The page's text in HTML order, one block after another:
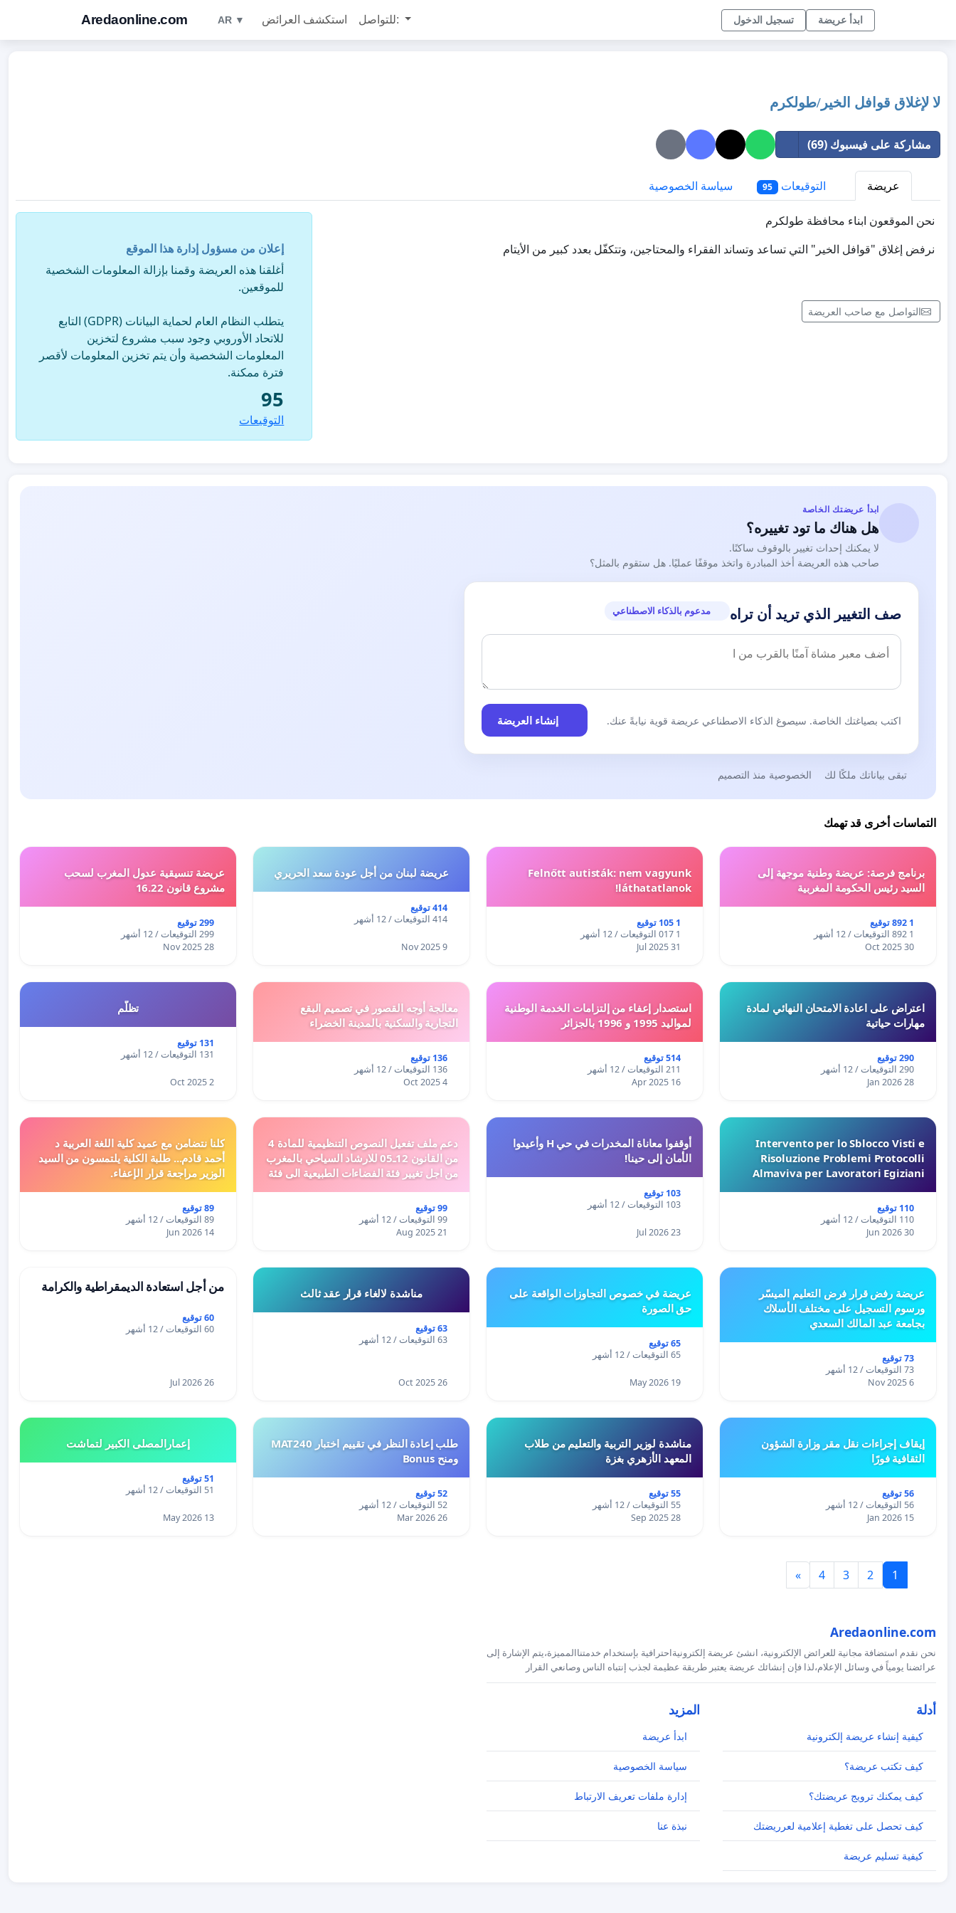
Aredaonline.com AR ▼ استكشف العرائض للتواصل: تسجيل الدخول ابدأ عريضة
لا لإغلاق قوافل الخير/طولكرم
مشاركة على فيسبوك (69)
عريضة التوقيعات 95 سياسة الخصوصية
نحن الموقعون ابناء محافظة طولكرم
نرفض إغلاق "قوافل الخير" التي تساعد وتساند الفقراء والمحتاجين، وتتكفّل بعدد كبير من الأيتام
التواصل مع صاحب العريضة
إعلان من مسؤول إدارة هذا الموقع
أغلقنا هذه العريضة وقمنا بإزالة المعلومات الشخصية
للموقعين.
يتطلب النظام العام لحماية البيانات (GDPR) التابع
للاتحاد الأوروبي وجود سبب مشروع لتخزين
المعلومات الشخصية وأن يتم تخزين المعلومات لأقصر
فترة ممكنة.
95
التوقيعات
ابدأ عريضتك الخاصة
هل هناك ما تود تغييره؟
لا يمكنك إحداث تغيير بالوقوف ساكنًا.
صاحب هذه العريضة أخذ المبادرة واتخذ موقفًا عمليًا. هل ستقوم بالمثل؟
صف التغيير الذي تريد أن تراه مدعوم بالذكاء الاصطناعي
اكتب بصياغتك الخاصة. سيصوغ الذكاء الاصطناعي عريضة قوية نيابةً عنك. إنشاء العريضة
تبقى بياناتك ملكًا لك الخصوصية منذ التصميم
التماسات أخرى قد تهمك
برنامج فرصة: عريضة وطنية موجهة إلى
السيد رئيس الحكومة المغربية
1 892 توقيع
1 892 التوقيعات / 12 أشهر
30 Oct 2025
Felnőtt autisták: nem vagyunk
láthatatlanok!
1 105 توقيع
1 017 التوقيعات / 12 أشهر
31 Jul 2025
عريضة لبنان من أجل عودة سعد الحريري
414 توقيع
414 التوقيعات / 12 أشهر
9 Nov 2025
عريضة تنسيقية عدول المغرب لسحب
مشروع قانون 16.22
299 توقيع
299 التوقيعات / 12 أشهر
28 Nov 2025
اعتراض على اعادة الامتحان النهائي لمادة
مهارات حياتية
290 توقيع
290 التوقيعات / 12 أشهر
28 Jan 2026
استصدار إعفاء من إلتزامات الخدمة الوطنية
لمواليد 1995 و 1996 بالجزائر
514 توقيع
211 التوقيعات / 12 أشهر
16 Apr 2025
معالجة أوجه القصور في تصميم البقع
التجارية والسكنية بالمدينة الخضراء
136 توقيع
136 التوقيعات / 12 أشهر
4 Oct 2025
تظلّم
131 توقيع
131 التوقيعات / 12 أشهر
2 Oct 2025
Intervento per lo Sblocco Visti e
Risoluzione Problemi Protocolli
Almaviva per Lavoratori Egiziani
110 توقيع
110 التوقيعات / 12 أشهر
30 Jun 2026
أوقفوا معاناة المخدرات في حي H وأعيدوا
الأمان إلى حينا!
103 توقيع
103 التوقيعات / 12 أشهر
23 Jul 2026
دعم ملف تفعيل النصوص التنظيمية للمادة 4
من القانون 12ـ05 للارشاد السياحي بالمغرب
من اجل تغيير فئة الفضاءات الطبيعية الى فئة
99 توقيع
99 التوقيعات / 12 أشهر
21 Aug 2025
كلنا نتضامن مع عميد كلية اللغة العربية د
أحمد قادم... طلبة الكلية يلتمسون من السيد
الوزير مراجعة قرار الإعفاء.
89 توقيع
89 التوقيعات / 12 أشهر
14 Jun 2026
عريضة رفض قرار فرض التعليم الميسّر
ورسوم التسجيل على مختلف الأسلاك
بجامعة عبد المالك السعدي
73 توقيع
73 التوقيعات / 12 أشهر
6 Nov 2025
عريضة في خصوص التجاوزات الواقعة على
حق الصورة
65 توقيع
65 التوقيعات / 12 أشهر
19 May 2026
مناشدة لالغاء قرار عقد ثالث
63 توقيع
63 التوقيعات / 12 أشهر
26 Oct 2025
من أجل استعادة الديمقراطية والكرامة
60 توقيع
60 التوقيعات / 12 أشهر
26 Jul 2026
إيقاف إجراءات نقل مقر وزارة الشؤون
الثقافية فورًا
56 توقيع
56 التوقيعات / 12 أشهر
15 Jan 2026
مناشدة لوزير التربية والتعليم من طلاب
المعهد الأزهري بغزة
55 توقيع
55 التوقيعات / 12 أشهر
28 Sep 2025
طلب إعادة النظر في تقييم اختبار MAT240
ومنح Bonus
52 توقيع
52 التوقيعات / 12 أشهر
26 Mar 2026
إعمارالمصلى الكبير لتماشت
51 توقيع
51 التوقيعات / 12 أشهر
13 May 2026
1
2
3
4
»
Aredaonline.com
نحن نقدم استضافة مجانية للعرائض الإلكترونية، انشئ عريضة إلكترونيةاحترافية بإستخدام خدمتناالمميزة،يتم الإشارة إلى
عرائضنا يومياً في وسائل الإعلام،لذا فإن إنشائك عريضة يعتبر طريقة عظيمة لجذب إنتباه الناس وصانعي القرار
أدلة
كيفية إنشاء عريضة إلكترونية
كيف تكتب عريضة؟
كيف يمكنك ترويج عريضتك؟
كيف تحصل على تغطية إعلامية لعرريضتك
كيفية تسليم عريضة
المزيد
ابدأ عريضة
سياسة الخصوصية
إدارة ملفات تعريف الارتباط
نبذة عنا